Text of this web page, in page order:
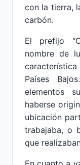
con la tierra,
carbón.
El prefijo
nombre de
Países
elementos
haberse
ubicación
trabajaba, o
que